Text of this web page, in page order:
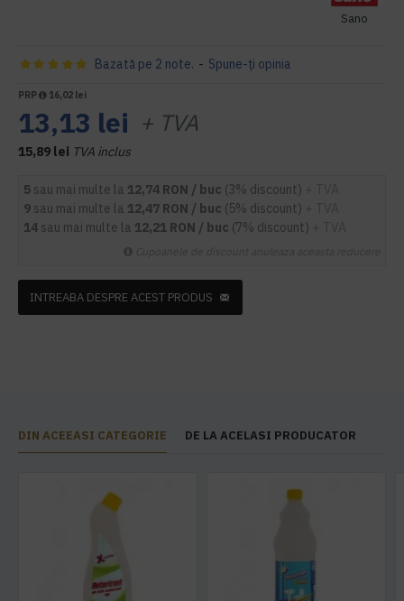
Sano
Bazată pe 2 note. - Spune-ţi opinia
PRP 16,02 lei
13,13 lei + TVA
15,89 lei TVA inclus
5 sau mai multe la 12,74 RON / buc (3% discount)
9 sau mai multe la 12,47 RON / buc (5% discount)
14 sau mai multe la 12,21 RON / buc (7% discount)
INTREABA DESPRE ACEST PRODUS
DIN ACEEASI CATEGORIE DE LA ACELASI PRODUCATOR